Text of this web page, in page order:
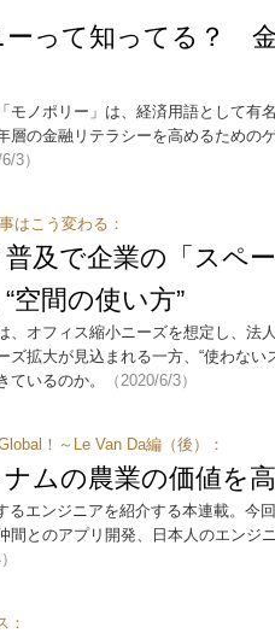
ーって知ってる？
モノポリー」は、経済用語として有
の金融リテラシーを高めるための
3）
はこう変わる：
普及で企業の「ス
空間の使い方”
、オフィス縮小ニーズを想定し、法
ズ拡大が見込まれる一方、“使わない
いるのか。
（2020/6/3）
！～Le Van Da編（後）：
ムの農業の価値を
るエンジニアを紹介する本連載。今
間とのアプリ開発、日本人のエン
：